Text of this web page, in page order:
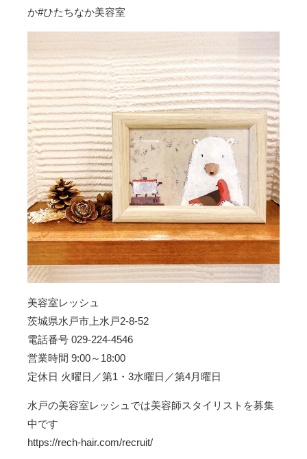
か#ひたちなか美容室
美容室レッシュ
茨城県水戸市上水戸2-8-52
電話番号 029-224-4546
営業時間 9:00～18:00
定休日 火曜日／第1・3水曜日／第4月曜日
水戸の美容室レッシュでは美容師スタイリストを募集
中です
https://rech-hair.com/recruit/